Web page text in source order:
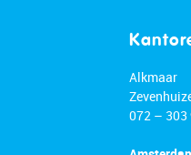
Alkmaar
072 – 303